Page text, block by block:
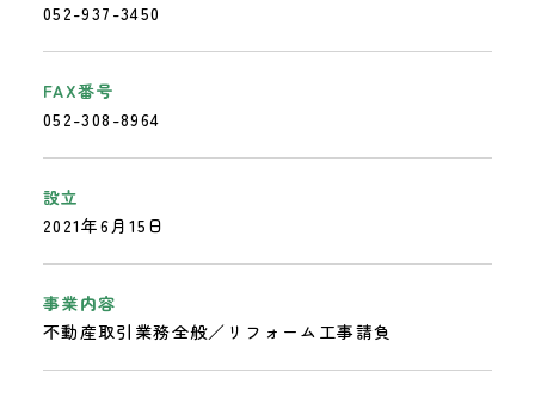
052-937-3450
FAX番号
052-308-8964
設立
2021年6月15日
事業内容
不動産取引業務全般／リフォーム工事請負